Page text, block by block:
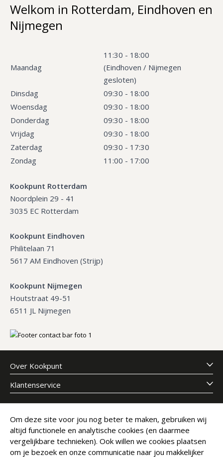
Welkom in Rotterdam, Eindhoven en
Nijmegen
Maandag
11:30 - 18:00
(Eindhoven / Nijmegen
gesloten)
Dinsdag
09:30 - 18:00
Woensdag
09:30 - 18:00
Donderdag
09:30 - 18:00
Vrijdag
09:30 - 18:00
Zaterdag
09:30 - 17:30
Zondag
11:00 - 17:00
Kookpunt Rotterdam
Noordplein 29 - 41
3035 EC Rotterdam
Kookpunt Eindhoven
Philitelaan 71
5617 AM Eindhoven (Strijp)
Kookpunt Nijmegen
Houtstraat 49-51
6511 JL Nijmegen
Over Kookpunt
Klantenservice
Meld je aan voor onze nieuwsbrief
E-mailadres
Abonneer
Om deze site voor jou nog beter te maken, gebruiken wij
altijd functionele en analytische cookies (en daarmee
vergelijkbare technieken). Ook willen we cookies plaatsen
om je bezoek en onze communicatie naar jou makkelijker